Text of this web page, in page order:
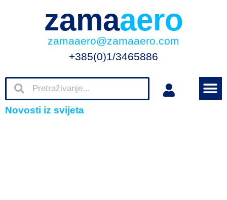
zamaaero
zamaaero@zamaaero.com
+385(0)1/3465886
Novosti iz svijeta